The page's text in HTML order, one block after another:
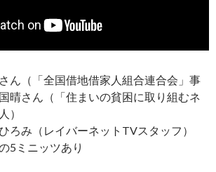
ん（「全国借地借家人組合連合会」事
晴さん（「住まいの貧困に取り組むネ
）
ろみ（レイバーネットTVスタッフ）
5ミニッツあり